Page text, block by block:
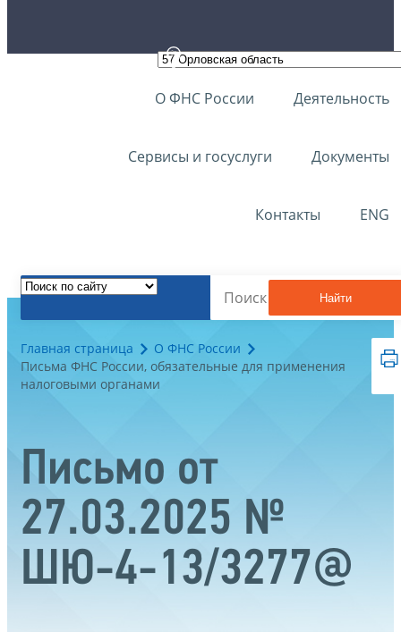
О ФНС России Деятельность
Сервисы и госуслуги Документы
Контакты ENG
Найти
Главная страница
О ФНС России
Письма ФНС России, обязательные для применения
налоговыми органами
Письмо от
27.03.2025 №
ШЮ-4-13/3277@